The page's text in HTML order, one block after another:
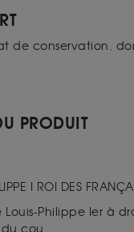
de conservation.
PRODUIT
I ROI DES
Louis-Philippe Ier à
cou.